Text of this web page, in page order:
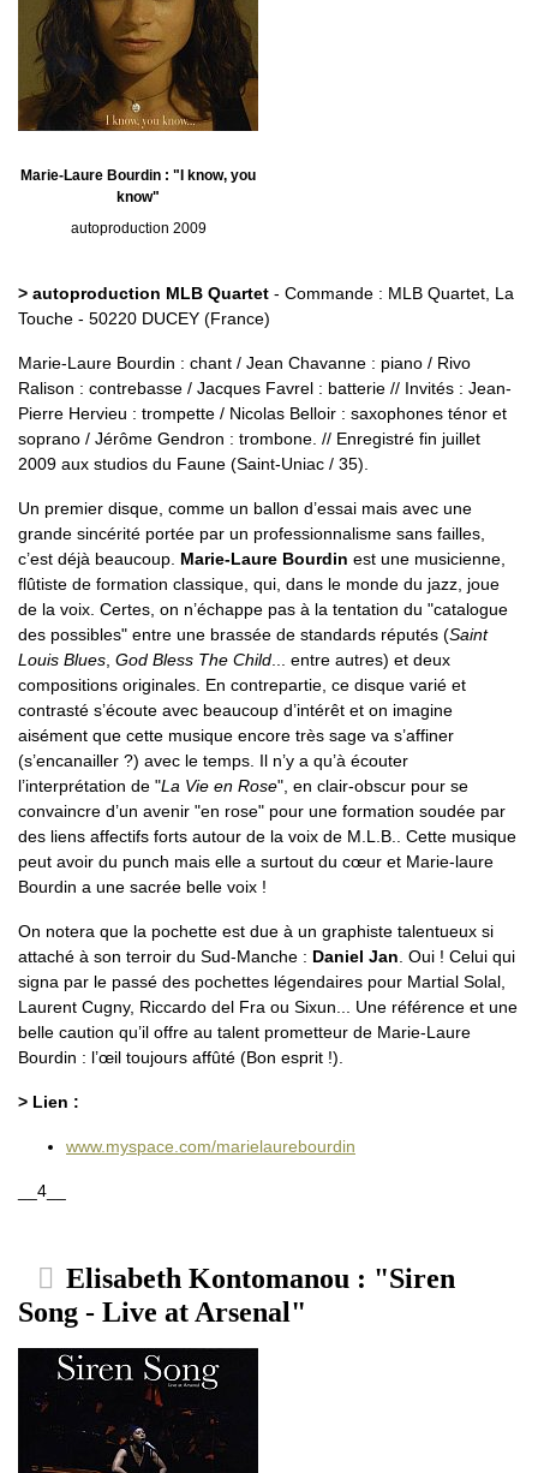
Marie-Laure Bourdin : "I know, you
know"
autoproduction 2009
> autoproduction MLB Quartet - Commande : MLB Quartet, La
Touche - 50220 DUCEY (France)
Marie-Laure Bourdin : chant / Jean Chavanne : piano / Rivo
Ralison : contrebasse / Jacques Favrel : batterie // Invités : Jean-
Pierre Hervieu : trompette / Nicolas Belloir : saxophones ténor et
soprano / Jérôme Gendron : trombone. // Enregistré fin juillet
2009 aux studios du Faune (Saint-Uniac / 35).
Un premier disque, comme un ballon d’essai mais avec une
grande sincérité portée par un professionnalisme sans failles,
c’est déjà beaucoup. Marie-Laure Bourdin est une musicienne,
flûtiste de formation classique, qui, dans le monde du jazz, joue
de la voix. Certes, on n’échappe pas à la tentation du "catalogue
des possibles" entre une brassée de standards réputés (Saint
Louis Blues God Bless The Child ... entre autres) et deux
compositions originales. En contrepartie, ce disque varié et
contrasté s’écoute avec beaucoup d’intérêt et on imagine
aisément que cette musique encore très sage va s’affiner
(s’encanailler ?) avec le temps. Il n’y a qu’à écouter
l’interprétation de "La Vie en Rose", en clair-obscur pour se
convaincre d’un avenir "en rose" pour une formation soudée par
des liens affectifs forts autour de la voix de M.L.B.. Cette musique
peut avoir du punch mais elle a surtout du cœur et Marie-laure
Bourdin a une sacrée belle voix !
On notera que la pochette est due à un graphiste talentueux si
attaché à son terroir du Sud-Manche : Daniel Jan . Oui ! Celui qui
signa par le passé des pochettes légendaires pour Martial Solal,
Laurent Cugny, Riccardo del Fra ou Sixun... Une référence et une
belle caution qu’il offre au talent prometteur de Marie-Laure
Bourdin : l’œil toujours affûté (Bon esprit !).
> Lien :
www.myspace.com/marielaurebourdin
__4__
Elisabeth Kontomanou : "Siren
Song - Live at Arsenal"